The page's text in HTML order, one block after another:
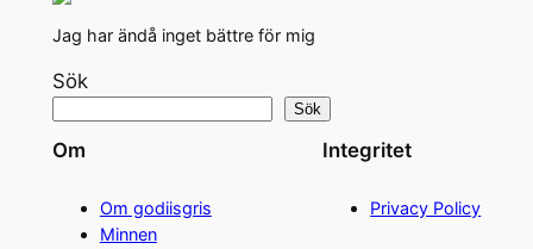
Jag har ändå inget bättre för mig
Sök
Sök
Om
Om godiisgris
Minnen
Integritet
Privacy Policy